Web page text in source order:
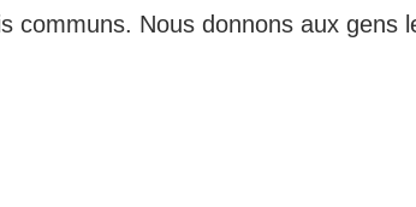
communs. Nous donnons aux gens